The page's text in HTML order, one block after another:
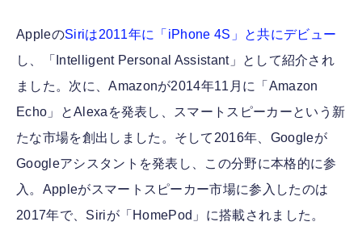
AppleのSiriは2011年に「iPhone 4S」と共にデビュー
し、「Intelligent Personal Assistant」として紹介され
ました。次に、Amazonが2014年11月に「Amazon
Echo」とAlexaを発表し、スマートスピーカーという新
たな市場を創出しました。そして2016年、Googleが
Googleアシスタントを発表し、この分野に本格的に参
入。Appleがスマートスピーカー市場に参入したのは
2017年で、Siriが「HomePod」に搭載されました。